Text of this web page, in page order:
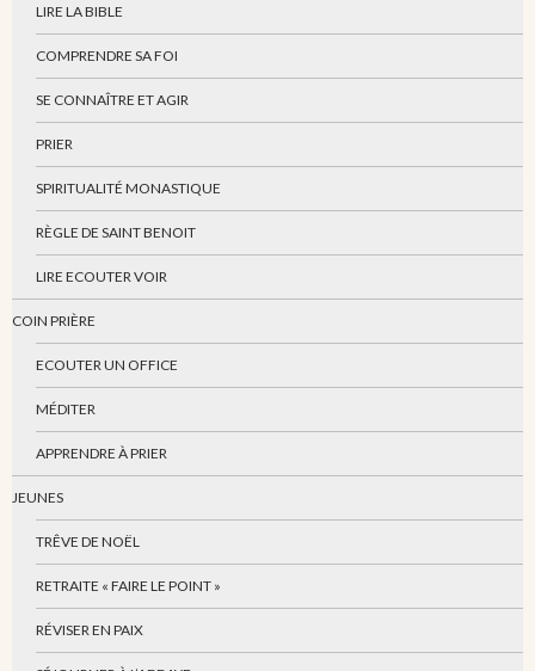
LIRE LA BIBLE
COMPRENDRE SA FOI
SE CONNAÎTRE ET AGIR
PRIER
SPIRITUALITÉ MONASTIQUE
RÈGLE DE SAINT BENOIT
LIRE ECOUTER VOIR
COIN PRIÈRE
ECOUTER UN OFFICE
MÉDITER
APPRENDRE À PRIER
JEUNES
TRÊVE DE NOËL
RETRAITE « FAIRE LE POINT »
RÉVISER EN PAIX